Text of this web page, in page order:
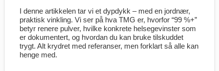
I denne artikkelen tar vi et dypdykk – med en jordnær,
praktisk vinkling. Vi ser på hva TMG er, hvorfor “99 %+”
betyr renere pulver, hvilke konkrete helsegevinster som
er dokumentert, og hvordan du kan bruke tilskuddet
trygt. Alt krydret med referanser, men forklart så alle kan
henge med.